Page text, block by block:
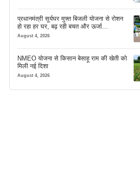
प्रधानमंत्री सूर्यघर मुफ्त बिजली योजना से रोशन
हो रहा हर घर, बढ़ रही बचत और ऊर्जा
आत्मनिर्भरता
August 4, 2026
NMEO योजना से किसान बेसाहू राम की खेती को
मिली नई दिशा
August 4, 2026